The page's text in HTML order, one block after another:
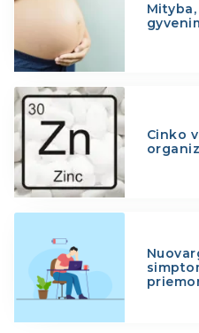
Cinko